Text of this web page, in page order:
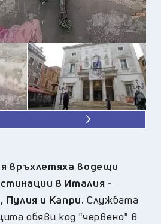
връхлетяха водещи
в Италия -
и Капри. Службата
обяви код "червено" в